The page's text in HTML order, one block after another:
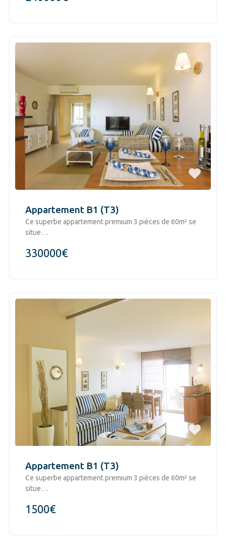
Appartement B1 (T3)
Ce superbe appartement premium 3 pièces de 60m² se
situe…
330000€
Appartement B1 (T3)
​Ce superbe appartement premium 3 pièces de 60m² se
situe…
1500€